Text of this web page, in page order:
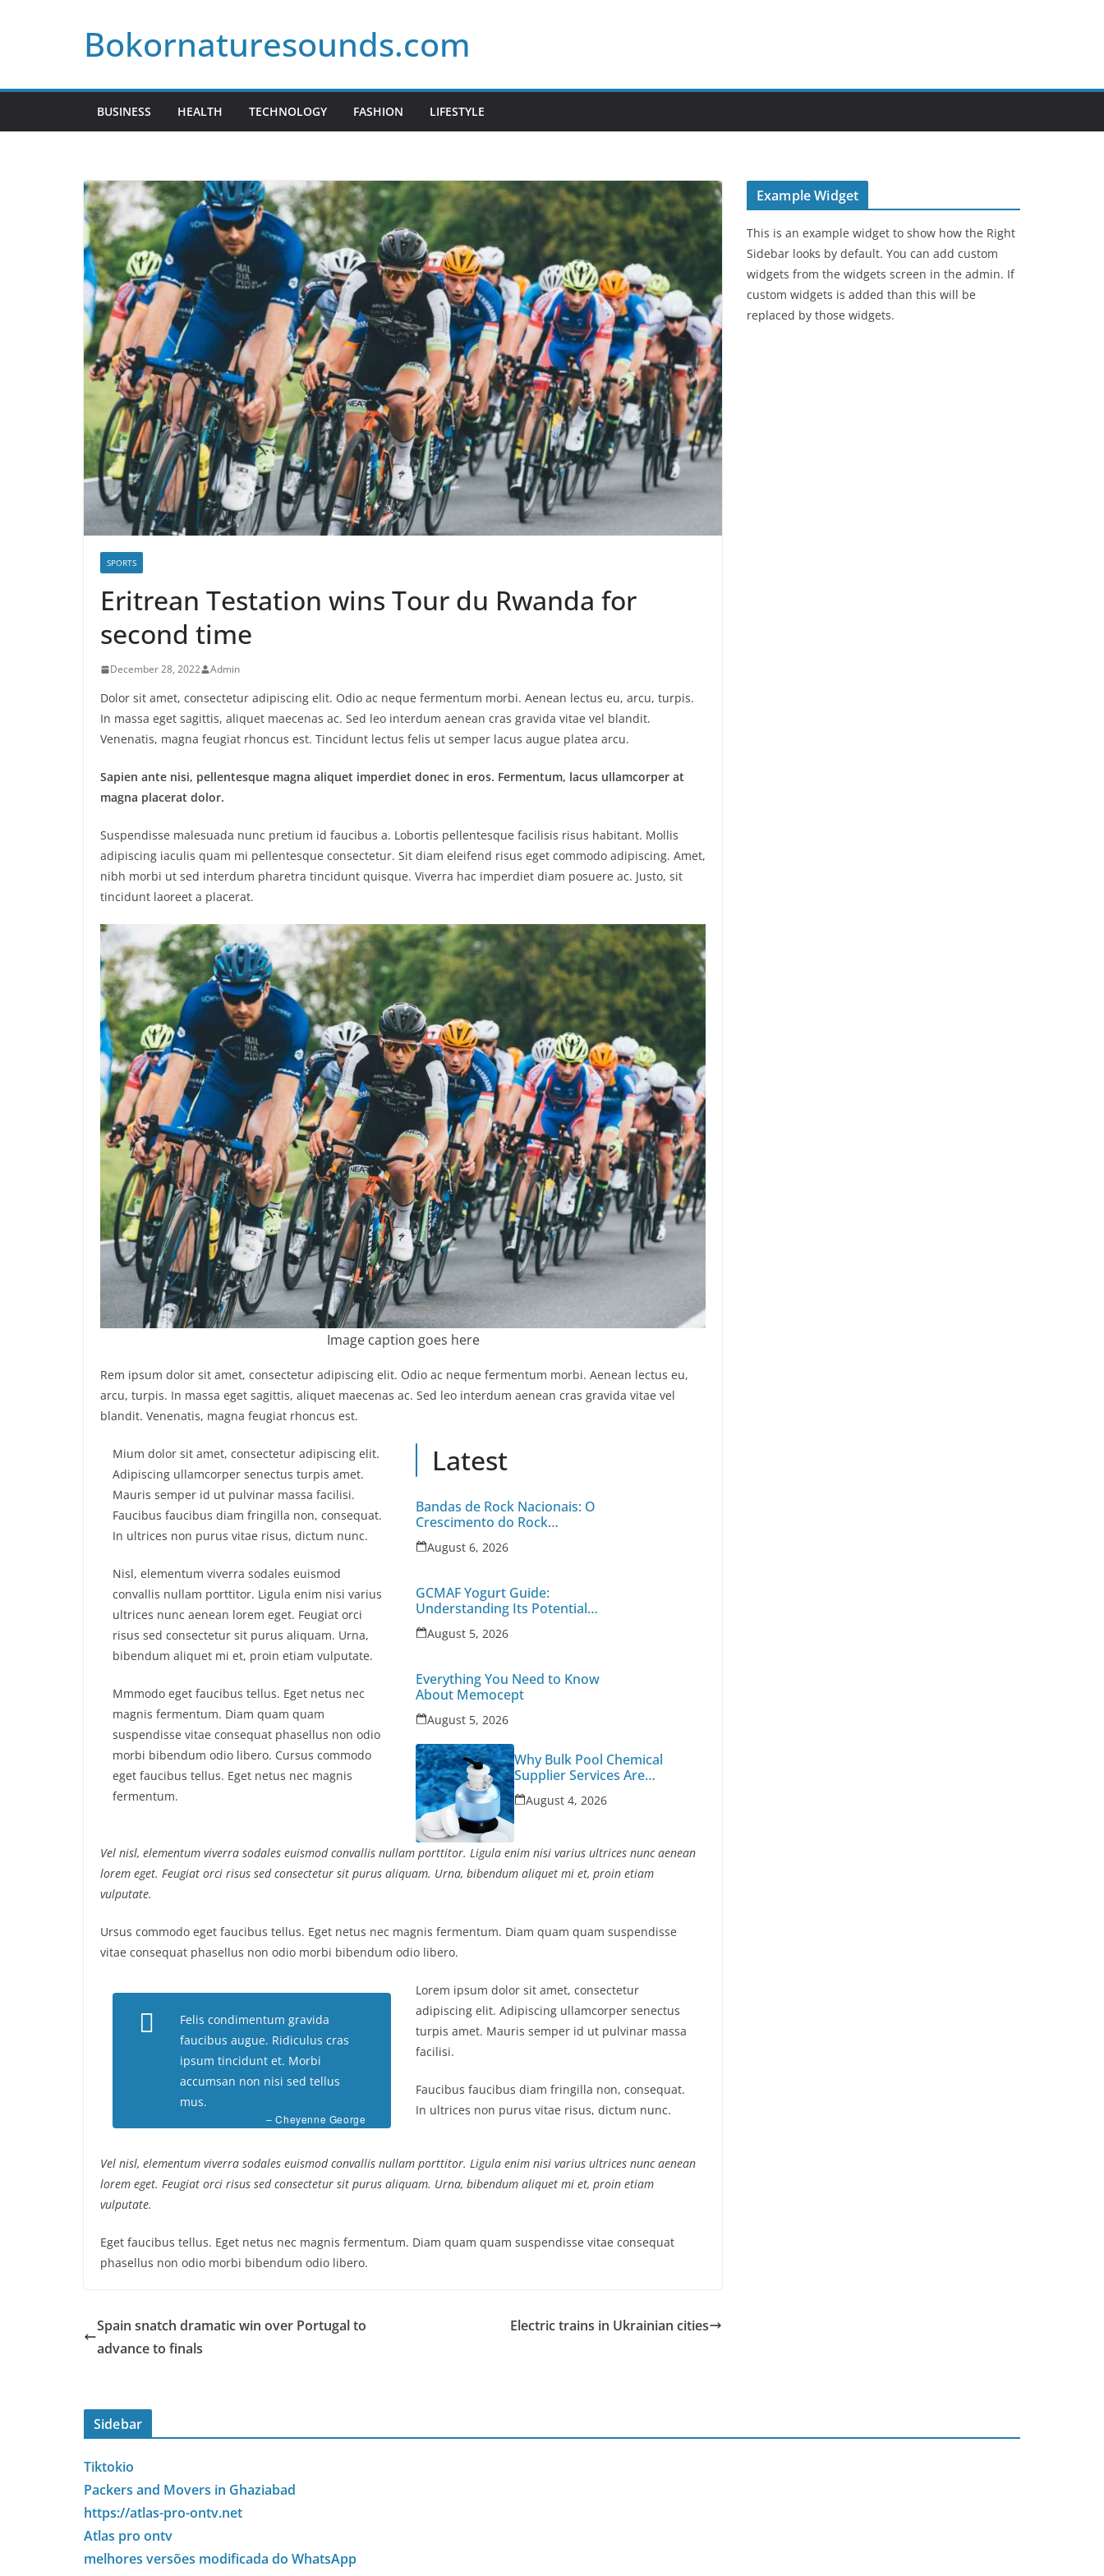
Bokornaturesounds.com
BUSINESS HEALTH TECHNOLOGY FASHION LIFESTYLE
SPORTS
Eritrean Testation wins Tour du Rwanda for
second time
December 28, 2022 Admin
Dolor sit amet, consectetur adipiscing elit. Odio ac neque fermentum morbi. Aenean lectus eu, arcu, turpis.
In massa eget sagittis, aliquet maecenas ac. Sed leo interdum aenean cras gravida vitae vel blandit.
Venenatis, magna feugiat rhoncus est. Tincidunt lectus felis ut semper lacus augue platea arcu.
Sapien ante nisi, pellentesque magna aliquet imperdiet donec in eros. Fermentum, lacus ullamcorper at
magna placerat dolor.
Suspendisse malesuada nunc pretium id faucibus a. Lobortis pellentesque facilisis risus habitant. Mollis
adipiscing iaculis quam mi pellentesque consectetur. Sit diam eleifend risus eget commodo adipiscing. Amet,
nibh morbi ut sed interdum pharetra tincidunt quisque. Viverra hac imperdiet diam posuere ac. Justo, sit
tincidunt laoreet a placerat.
Image caption goes here
Rem ipsum dolor sit amet, consectetur adipiscing elit. Odio ac neque fermentum morbi. Aenean lectus eu,
arcu, turpis. In massa eget sagittis, aliquet maecenas ac. Sed leo interdum aenean cras gravida vitae vel
blandit. Venenatis, magna feugiat rhoncus est.
Mium dolor sit amet, consectetur adipiscing elit.
Adipiscing ullamcorper senectus turpis amet.
Mauris semper id ut pulvinar massa facilisi.
Faucibus faucibus diam fringilla non, consequat.
In ultrices non purus vitae risus, dictum nunc.
Nisl, elementum viverra sodales euismod
convallis nullam porttitor. Ligula enim nisi varius
ultrices nunc aenean lorem eget. Feugiat orci
risus sed consectetur sit purus aliquam. Urna,
bibendum aliquet mi et, proin etiam vulputate.
Mmmodo eget faucibus tellus. Eget netus nec
magnis fermentum. Diam quam quam
suspendisse vitae consequat phasellus non odio
morbi bibendum odio libero. Cursus commodo
eget faucibus tellus. Eget netus nec magnis
fermentum.
Latest
Bandas de Rock Nacionais: O
Crescimento do Rock
Independente no Brasil
August 6, 2026
GCMAF Yogurt Guide:
Understanding Its Potential
Benefits, Uses, and Important
Health Factors
August 5, 2026
Everything You Need to Know
About Memocept
August 5, 2026
Why Bulk Pool Chemical
Supplier Services Are
Essential for Large-Scale
Pool Maintenance
August 4, 2026
Vel nisl, elementum viverra sodales euismod convallis nullam porttitor. Ligula enim nisi varius ultrices nunc aenean
lorem eget. Feugiat orci risus sed consectetur sit purus aliquam. Urna, bibendum aliquet mi et, proin etiam
vulputate.
Ursus commodo eget faucibus tellus. Eget netus nec magnis fermentum. Diam quam quam suspendisse
vitae consequat phasellus non odio morbi bibendum odio libero.
Felis condimentum gravida
faucibus augue. Ridiculus cras
ipsum tincidunt et. Morbi
accumsan non nisi sed tellus
mus.
– Cheyenne George
Lorem ipsum dolor sit amet, consectetur
adipiscing elit. Adipiscing ullamcorper senectus
turpis amet. Mauris semper id ut pulvinar massa
facilisi.
Faucibus faucibus diam fringilla non, consequat.
In ultrices non purus vitae risus, dictum nunc.
Vel nisl, elementum viverra sodales euismod convallis nullam porttitor. Ligula enim nisi varius ultrices nunc aenean
lorem eget. Feugiat orci risus sed consectetur sit purus aliquam. Urna, bibendum aliquet mi et, proin etiam
vulputate.
Eget faucibus tellus. Eget netus nec magnis fermentum. Diam quam quam suspendisse vitae consequat
phasellus non odio morbi bibendum odio libero.
Spain snatch dramatic win over Portugal to
advance to finals
Electric trains in Ukrainian cities
Example Widget
This is an example widget to show how the Right
Sidebar looks by default. You can add custom
widgets from the widgets screen in the admin. If
custom widgets is added than this will be
replaced by those widgets.
Sidebar
Tiktokio
Packers and Movers in Ghaziabad
https://atlas-pro-ontv.net
Atlas pro ontv
melhores versões modificada do WhatsApp